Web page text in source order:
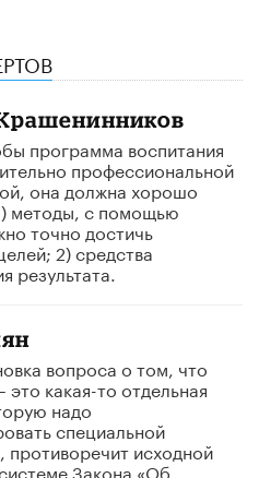
программа воспитания
профессиональной
она должна хорошо
методы, с помощью
точно достичь
2) средства
результата.
вопроса о том, что
это какая-то отдельная
надо
специальной
исходной
Закона «Об